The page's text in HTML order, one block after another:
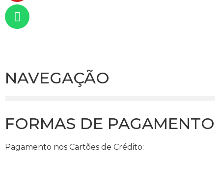
NAVEGAÇÃO
FORMAS DE PAGAMENTO
Pagamento nos Cartões de Crédito: